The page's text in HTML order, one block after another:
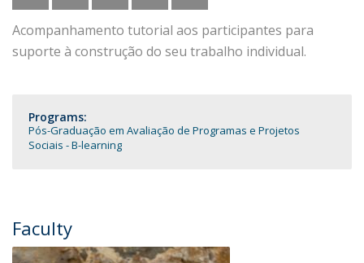
Acompanhamento tutorial aos participantes para
suporte à construção do seu trabalho individual.
Programs:
Pós-Graduação em Avaliação de Programas e Projetos
Sociais - B-learning
Faculty